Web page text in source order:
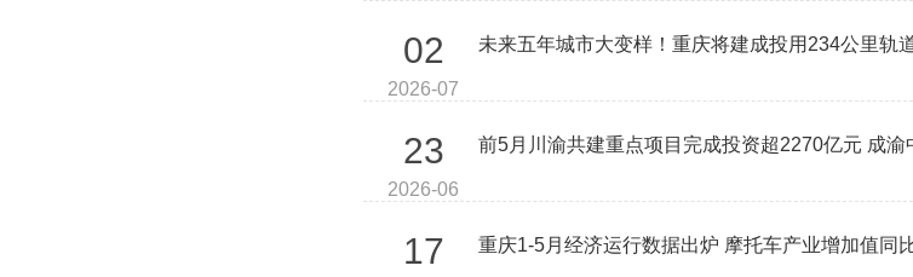
02
2026-07
未来五年城市大变样！重庆将建成投用234公里轨
23
2026-06
前5月川渝共建重点项目完成投资超2270亿元 成渝
17 重庆1-5月经济运行数据出炉 摩托车产业增加值同